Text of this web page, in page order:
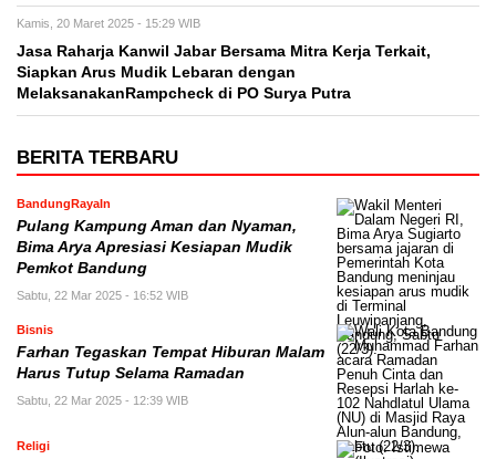
Kamis, 20 Maret 2025 - 15:29 WIB
Jasa Raharja Kanwil Jabar Bersama Mitra Kerja Terkait,
Siapkan Arus Mudik Lebaran dengan
MelaksanakanRampcheck di PO Surya Putra
BERITA TERBARU
BandungRayaIn
Pulang Kampung Aman dan Nyaman,
Bima Arya Apresiasi Kesiapan Mudik
Pemkot Bandung
Sabtu, 22 Mar 2025 - 16:52 WIB
Bisnis
Farhan Tegaskan Tempat Hiburan Malam
Harus Tutup Selama Ramadan
Sabtu, 22 Mar 2025 - 12:39 WIB
Religi